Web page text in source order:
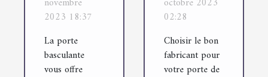
une porte
basculante
pour votre
garage ?
2023 18:37
La porte
basculante
vous offre
pour votre
porte de
garage à
Vendôme
02:28
Choisir le bon
fabricant pour
votre porte de